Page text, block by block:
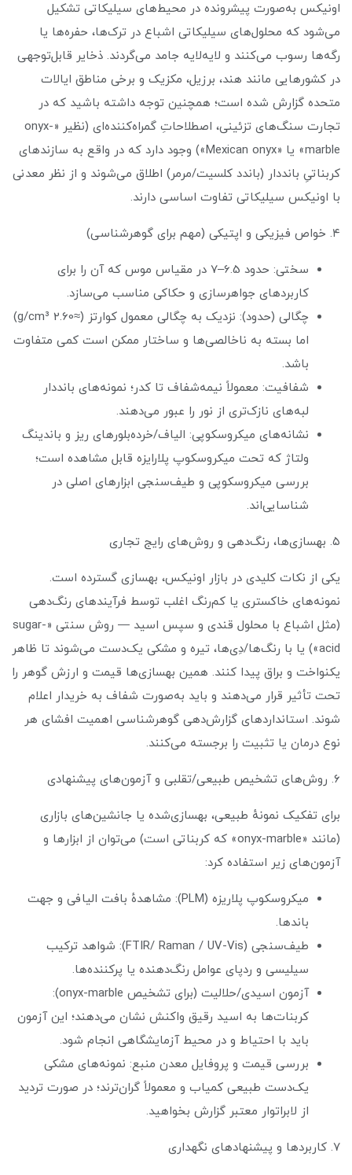
اونیکس به‌صورت پیشرونده در محیط‌های سیلیکاتی تشکیل
می‌شود که محلول‌های سیلیکاتی اشباع در ترک‌ها، حفره‌ها یا
رگه‌ها رسوب می‌کنند و لایه‌لایه جامد می‌گردند. ذخایر قابل‌توجهی
در کشورهایی مانند هند، برزیل، مکزیک و برخی مناطق ایالات
متحده گزارش شده ‌است؛ همچنین توجه داشته باشید که در
تجارت سنگ‌های تزئینی، اصطلاحاتِ گمراه‌کننده‌ای (نظیر «onyx-
marble» یا «Mexican onyx») وجود دارد که در واقع به سازندهای
کربناتیِ بانددار (باندد کلسیت/مرمر) اطلاق می‌شوند و از نظر معدنی
با اونیکس سیلیکاتی تفاوت اساسی دارند.
۴. خواص فیزیکی و اپتیکی (مهم برای گوهرشناسی)
سختی: حدود 6.5–7 در مقیاس موس که آن را برای
کاربردهای جواهرسازی و حکاکی مناسب می‌سازد.
چگالی (حدود): نزدیک به چگالی معمول کوارتز (≈2.60 g/cm³)
اما بسته به ناخالصی‌ها و ساختار ممکن است کمی متفاوت
باشد.
شفافیت: معمولاً نیمه‌شفاف تا کدر؛ نمونه‌های بانددار
لبه‌های نازک‌تری از نور را عبور می‌دهند.
نشانه‌های میکروسکوپی: الیاف/خرده‌بلورهای ریز و باندینگ
ولتاژ که تحت میکروسکوپ پلارایزه قابل مشاهده است؛
بررسی میکروسکوپی و طیف‌سنجی ابزارهای اصلی در
شناسایی‌اند.
۵. بهسازی‌ها، رنگ‌دهی و روش‌های رایج تجاری
یکی از نکات کلیدی در بازار اونیکس، بهسازی گسترده است.
نمونه‌های خاکستری یا کم‌رنگ اغلب توسط فرآیندهای رنگ‌دهی
(مثل اشباع با محلول قندی و سپس اسید — روش سنتی «sugar-
acid») یا با رنگ‌ها/دِی‌ها، تیره و مشکی یک‌دست می‌شوند تا ظاهر
یکنواخت و براق پیدا کنند. همین بهسازی‌ها قیمت و ارزش گوهر را
تحت تأثیر قرار می‌دهند و باید به‌صورت شفاف به خریدار اعلام
شوند. استانداردهای گزارش‌دهی گوهرشناسی اهمیت افشای هر
نوع درمان یا تثبیت را برجسته می‌کنند.
۶. روش‌های تشخیص طبیعی/تقلبی و آزمون‌های پیشنهادی
برای تفکیک نمونهٔ طبیعی، بهسازی‌شده یا جانشین‌های بازاری
(مانند «onyx-marble» که کربناتی است) می‌توان از ابزارها و
آزمون‌های زیر استفاده کرد:
میکروسکوپ پلاریزه (PLM): مشاهدهٔ بافت الیافی و جهت
باندها.
طیف‌سنجی (FTIR/ Raman / UV-Vis): شواهد ترکیب
سیلیسی و ردپای عوامل رنگ‌دهنده یا پرکننده‌ها.
آزمون اسیدی/حلالیت (برای تشخیص onyx-marble):
کربنات‌ها به اسید رقیق واکنش نشان می‌دهند؛ این آزمون
باید با احتیاط و در محیط آزمایشگاهی انجام شود.
بررسی قیمت و پروفایل معدن منبع: نمونه‌های مشکی
یک‌دست طبیعی کمیاب و معمولاً گران‌ترند؛ در صورت تردید
از لابراتوار معتبر گزارش بخواهید.
۷. کاربردها و پیشنهادهای نگهداری